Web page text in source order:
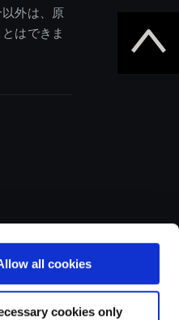
all cookies
cookies only
外は、原
はできま